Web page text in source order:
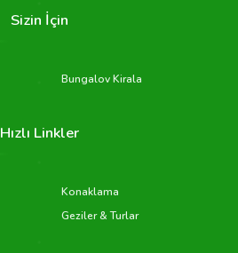
Sizin İçin
Bungalov Kirala
Hızlı Linkler
Konaklama
Geziler & Turlar